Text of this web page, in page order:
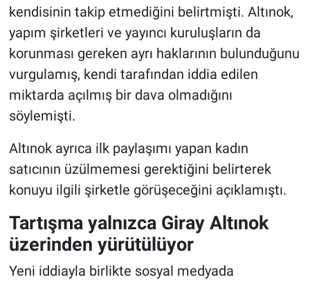
kendisinin takip etmediğini belirtmişti. Altınok,
yapım şirketleri ve yayıncı kuruluşların da
korunması gereken ayrı haklarının bulunduğunu
vurgulamış, kendi tarafından iddia edilen
miktarda açılmış bir dava olmadığını
söylemişti.
Altınok ayrıca ilk paylaşımı yapan kadın
satıcının üzülmemesi gerektiğini belirterek
konuyu ilgili şirketle görüşeceğini açıklamıştı.
Tartışma yalnızca Giray Altınok
üzerinden yürütülüyor
Yeni iddiayla birlikte sosyal medyada